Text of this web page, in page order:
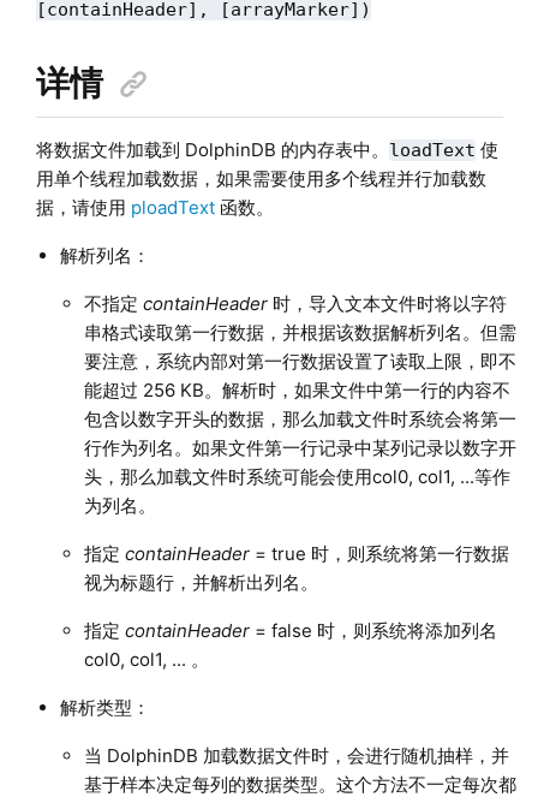
[containHeader], [arrayMarker] )
详情
将数据文件加载到 DolphinDB 的内存表中。 loadText 使
用单个线程加载数据，如果需要使用多个线程并行加载数
据，请使用 ploadText函数。
解析列名：
不指定 containHeader时， 导入文本文件时将以字符
串格式读取第一行数据，并根据该数据解析列名。但需
要注意，系统内部对第一行数据设置了读取上限，即不
能超过 256 KB。解析时，如果文件中第一行的内容不
包含以数字开头的数据，那么加载文件时系统会将第一
行作为列名。如果文件第一行记录中某列记录以数字开
头，那么加载文件时系统可能会使用col0, col1, ...等作
为列名。
指定 containHeader= true 时，则系统将第一行数据
视为标题行，并解析出列名。
指定 containHeader= false 时，则系统将添加列名
col0, col1, ... 。
解析类型：
当 DolphinDB 加载数据文件时，会进行随机抽样，并
基于样本决定每列的数据类型。这个方法不一定每次都